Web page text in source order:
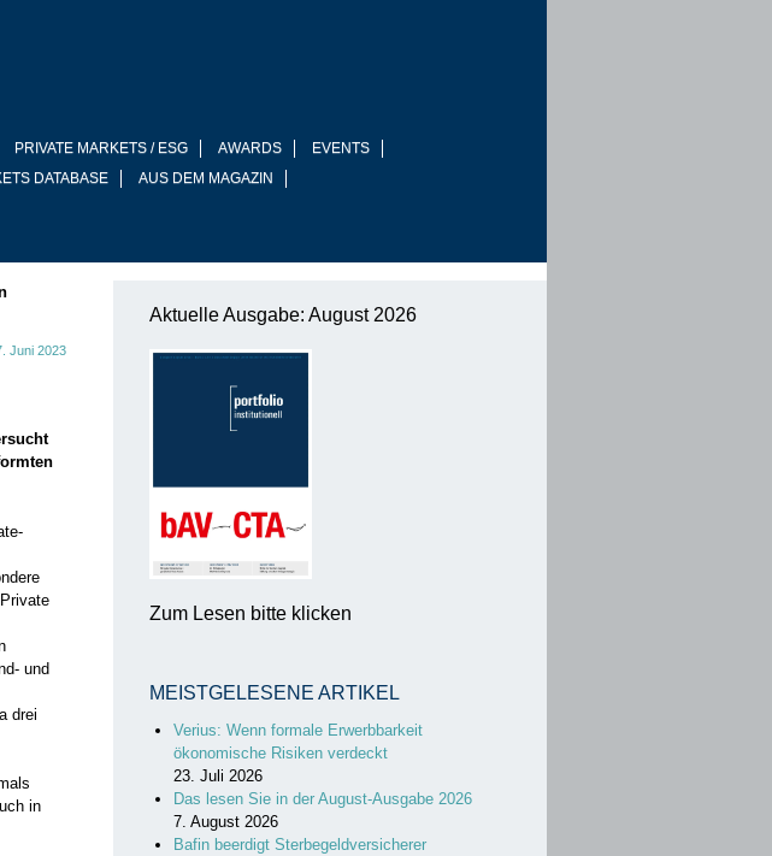
PRIVATE MARKETS / ESG AWARDS
EVENTS
DATABASE AUS DEM MAGAZIN
Juni 2023
und
drei
in
Aktuelle Ausgabe: August 2026
Zum Lesen bitte klicken
MEISTGELESENE ARTIKEL
Verius: Wenn formale Erwerbbarkeit
ökonomische Risiken verdeckt
23. Juli 2026
Das lesen Sie in der August-Ausgabe 2026
7. August 2026
Bafin beerdigt Sterbegeldversicherer